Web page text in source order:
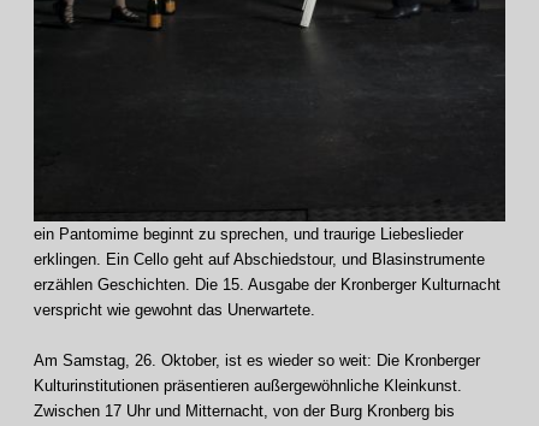
ein Pantomime beginnt zu sprechen, und traurige Liebeslieder
erklingen. Ein Cello geht auf Abschiedstour, und Blasinstrumente
erzählen Geschichten. Die 15. Ausgabe der Kronberger Kulturnacht
verspricht wie gewohnt das Unerwartete.
Am Samstag, 26. Oktober, ist es wieder so weit: Die Kronberger
Kulturinstitutionen präsentieren außergewöhnliche Kleinkunst.
Zwischen 17 Uhr und Mitternacht, von der Burg Kronberg bis